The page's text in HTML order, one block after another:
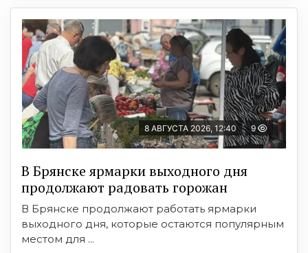
8 АВГУСТА 2026, 12:40 9
В Брянске ярмарки выходного дня
продолжают радовать горожан
В Брянске продолжают работать ярмарки
выходного дня, которые остаются популярным
местом для ...